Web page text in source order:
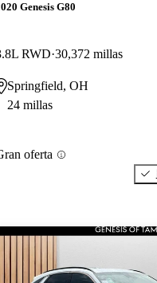
Genesis G80
RWD 30,372 millas
Springfield, OH
24 millas
oferta